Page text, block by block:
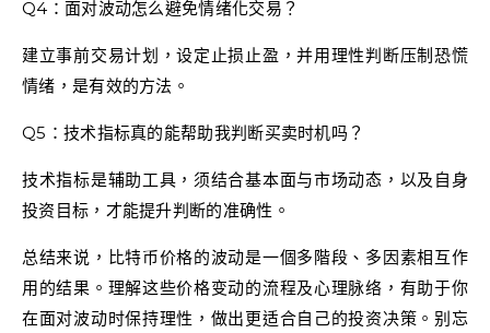
Q4：面对波动怎么避免情绪化交易？
建立事前交易计划，设定止损止盈，并用理性判断压制恐慌
情绪，是有效的方法。
Q5：技术指标真的能帮助我判断买卖时机吗？
技术指标是辅助工具，须结合基本面与市场动态，以及自身
投资目标，才能提升判断的准确性。
总结来说，比特币价格的波动是一個多階段、多因素相互作
用的结果。理解这些价格变动的流程及心理脉络，有助于你
在面对波动时保持理性，做出更适合自己的投资决策。别忘